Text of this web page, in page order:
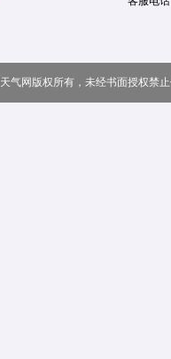
气网版权所有，未经书面授权